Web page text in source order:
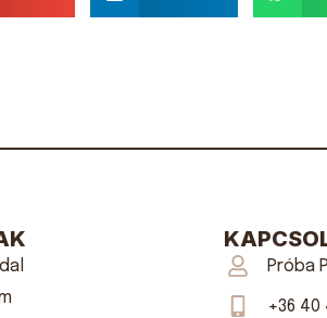
Próba
+36 40